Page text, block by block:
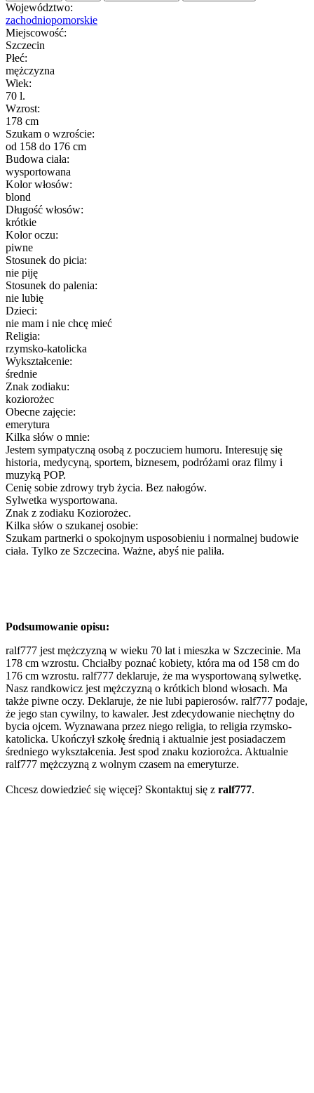
Województwo:
zachodniopomorskie
Miejscowość:
Szczecin
Płeć:
mężczyzna
Wiek:
70 l.
Wzrost:
178 cm
Szukam o wzroście:
od 158 do 176 cm
Budowa ciała:
wysportowana
Kolor włosów:
blond
Długość włosów:
krótkie
Kolor oczu:
piwne
Stosunek do picia:
nie piję
Stosunek do palenia:
nie lubię
Dzieci:
nie mam i nie chcę mieć
Religia:
rzymsko-katolicka
Wykształcenie:
średnie
Znak zodiaku:
koziorożec
Obecne zajęcie:
emerytura
Kilka słów o mnie:
Jestem sympatyczną osobą z poczuciem humoru. Interesuję się
historia, medycyną, sportem, biznesem, podróżami oraz filmy i
muzyką POP.
Cenię sobie zdrowy tryb życia. Bez nałogów.
Sylwetka wysportowana.
Znak z zodiaku Koziorożec.
Kilka słów o szukanej osobie:
Szukam partnerki o spokojnym usposobieniu i normalnej budowie
ciała. Tylko ze Szczecina. Ważne, abyś nie paliła.
Podsumowanie opisu:
ralf777 jest mężczyzną w wieku 70 lat i mieszka w Szczecinie. Ma
178 cm wzrostu. Chciałby poznać kobiety, która ma od 158 cm do
176 cm wzrostu. ralf777 deklaruje, że ma wysportowaną sylwetkę.
Nasz randkowicz jest mężczyzną o krótkich blond włosach. Ma
także piwne oczy. Deklaruje, że nie lubi papierosów. ralf777 podaje,
że jego stan cywilny, to kawaler. Jest zdecydowanie niechętny do
bycia ojcem. Wyznawana przez niego religia, to religia rzymsko-
katolicka. Ukończył szkołę średnią i aktualnie jest posiadaczem
średniego wykształcenia. Jest spod znaku koziorożca. Aktualnie
ralf777 mężczyzną z wolnym czasem na emeryturze.
Chcesz dowiedzieć się więcej? Skontaktuj się z ralf777.